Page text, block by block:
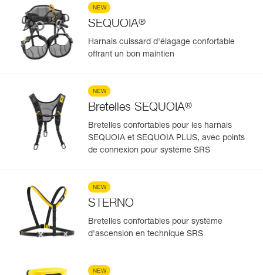
NEW
SEQUOIA®
Harnais cuissard d'élagage confortable
offrant un bon maintien
NEW
Bretelles SEQUOIA®
Bretelles confortables pour les harnais
SEQUOIA et SEQUOIA PLUS, avec points
de connexion pour système SRS
NEW
STERNO
Bretelles confortables pour système
d'ascension en technique SRS
NEW